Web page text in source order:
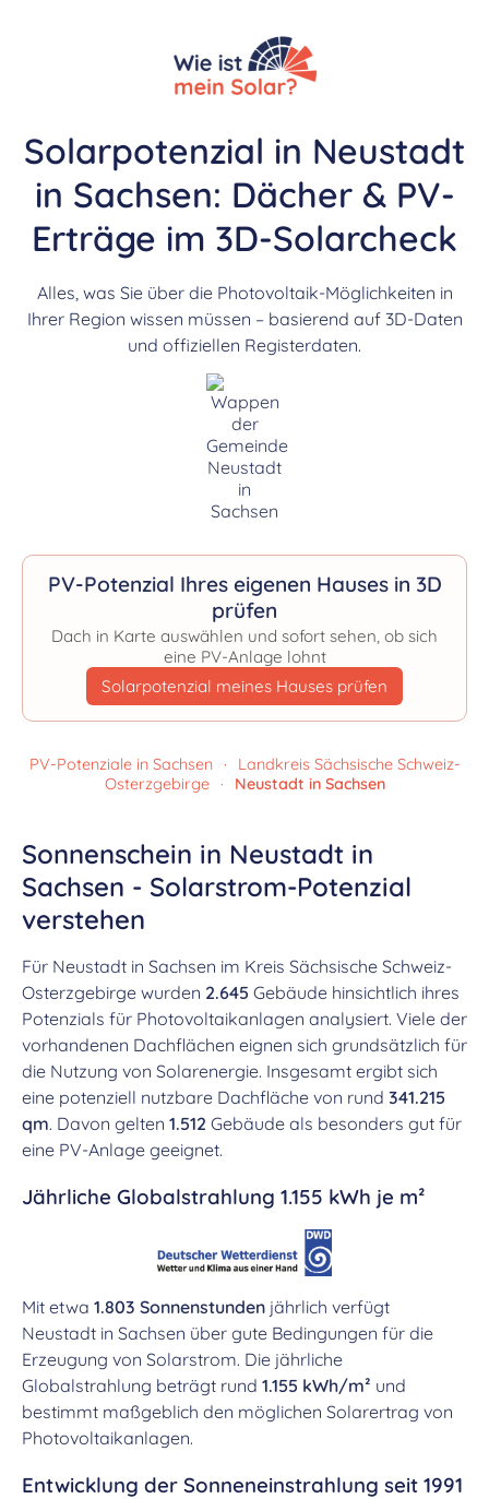
Solarpotenzial in Neustadt
in Sachsen: Dächer & PV-
Erträge im 3D-Solarcheck
Alles, was Sie über die Photovoltaik-Möglichkeiten in
Ihrer Region wissen müssen – basierend auf 3D-Daten
und offiziellen Registerdaten.
PV-Potenzial Ihres eigenen Hauses in 3D
prüfen
Dach in Karte auswählen und sofort sehen, ob sich
eine PV-Anlage lohnt
Solarpotenzial meines Hauses prüfen
PV-Potenziale in Sachsen ·
Landkreis Sächsische Schweiz-
Osterzgebirge · Neustadt in Sachsen
Sonnenschein in Neustadt in
Sachsen - Solarstrom-Potenzial
verstehen
Für Neustadt in Sachsen im Kreis Sächsische Schweiz-
Osterzgebirge wurden 2.645 Gebäude hinsichtlich ihres
Potenzials für Photovoltaikanlagen analysiert. Viele der
vorhandenen Dachflächen eignen sich grundsätzlich für
die Nutzung von Solarenergie. Insgesamt ergibt sich
eine potenziell nutzbare Dachfläche von rund 341.215
qm. Davon gelten 1.512 Gebäude als besonders gut für
eine PV-Anlage geeignet.
Jährliche Globalstrahlung 1.155 kWh je m²
Mit etwa 1.803 Sonnenstunden jährlich verfügt
Neustadt in Sachsen über gute Bedingungen für die
Erzeugung von Solarstrom. Die jährliche
Globalstrahlung beträgt rund 1.155 kWh/m² und
bestimmt maßgeblich den möglichen Solarertrag von
Photovoltaikanlagen.
Entwicklung der Sonneneinstrahlung seit 1991